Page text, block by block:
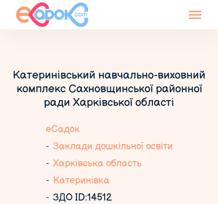
Катеринівський навчально-виховний
комплекс Сахновщинської районної
ради Харківської області
еСадок
Заклади дошкільної освіти
Харківська область
Катеринівка
ЗДО ID:14512